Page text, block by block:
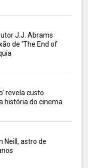
J.J. Abrams
de 'The End of
revela custo
história do cinema
Neill, astro de